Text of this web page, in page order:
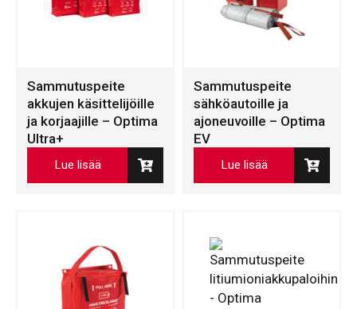
Sammutuspeite
akkujen käsittelijöille
ja korjaajille – Optima
Ultra+
Lue lisää
Sammutuspeite
sähköautoille ja
ajoneuvoille – Optima
EV
Lue lisää